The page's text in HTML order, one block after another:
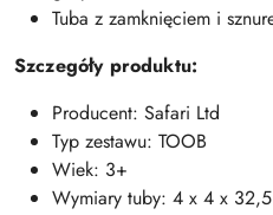
Tuba z zamknięciem i
Szczegóły produktu:
Producent: Safari Ltd
Typ zestawu: TOOB
Wiek: 3+
Wymiary tuby: 4 x 4 x